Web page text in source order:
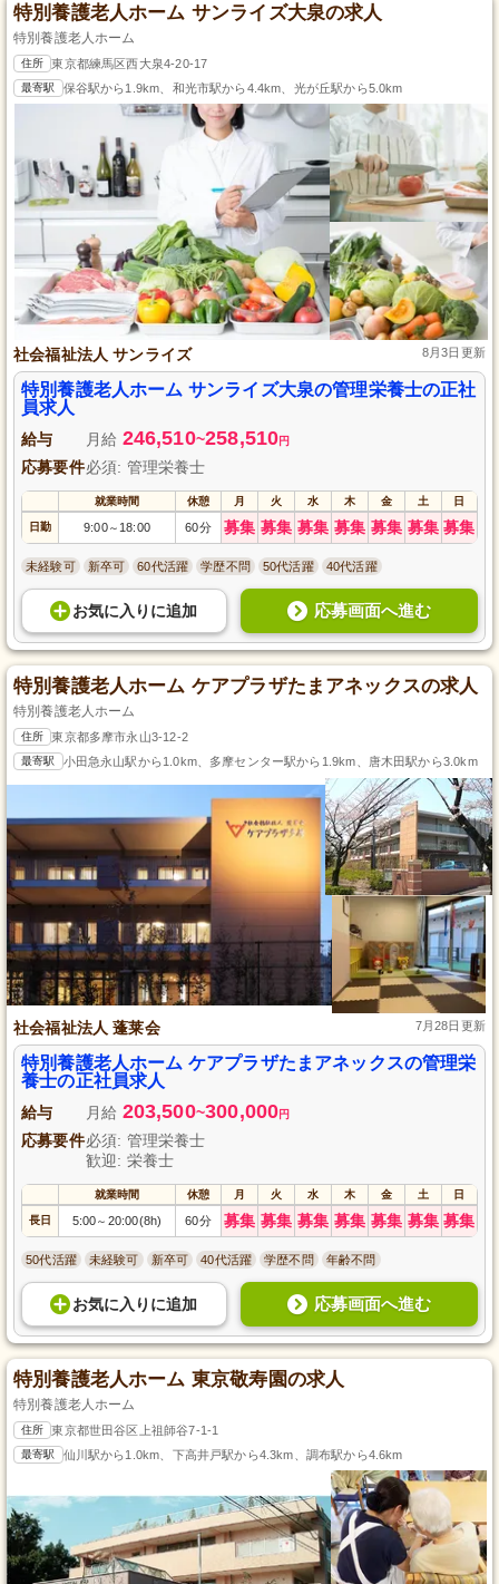
特別養護老人ホーム サンライズ大泉の求人
特別養護老人ホーム
住所 東京都練馬区西大泉4-20-17
最寄駅 保谷駅から1.9km、和光市駅から4.4km、光が丘駅から5.0km
社会福祉法人 サンライズ 8月3日更新
特別養護老人ホーム サンライズ大泉の管理栄養士の正社
員求人
給与 月給 246,510~258,510円
応募要件必須: 管理栄養士
就業時間 休憩 月 火 水 木 金 土 日
日勤 9:00～ 18:00 60分 募集 募集 募集 募集 募集 募集 募集
未経験可 新卒可 60代活躍 学歴不問 50代活躍 40代活躍
お気に入り に追加 応募画面へ進む
特別養護老人ホーム ケアプラザたまアネックスの求人
特別養護老人ホーム
住所 東京都多摩市永山3-12-2
最寄駅 小田急永山駅から1.0km、多摩センター駅から1.9km、唐木田駅から3.0km
社会福祉法人 蓬莱会 7月28日更新
特別養護老人ホーム ケアプラザたまアネックスの管理栄
養士の正社員求人
給与 月給 203,500~300,000円
応募要件必須: 管理栄養士
歓迎: 栄養士
就業時間 休憩 月 火 水 木 金 土 日
長日 5:00～ 20:00(8h) 60分 募集 募集 募集 募集 募集 募集 募集
50代活躍 未経験可 新卒可 40代活躍 学歴不問 年齢不問
お気に入り に追加 応募画面へ進む
特別養護老人ホーム 東京敬寿園の求人
特別養護老人ホーム
住所 東京都世田谷区上祖師谷7-1-1
最寄駅 仙川駅から1.0km、下高井戸駅から4.3km、調布駅から4.6km